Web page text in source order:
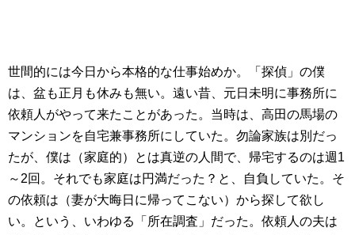
世間的には今日から本格的な仕事始めか。「探偵」の僕
は、盆も正月も休みも無い。遠い昔、元日未明に事務所に
依頼人がやって来たことがあった。当時は、高田の馬場の
マンションを自宅兼事務所にしていた。勿論家族は別だっ
たが、僕は（家庭的）とは真逆の人間で、帰宅するのは週1
～2回。それでも家庭は円満だった？と、自負していた。そ
の依頼は（妻が大晦日に帰ってこない）から探して欲し
い。という、いわゆる「所在調査」だった。依頼人の夫は